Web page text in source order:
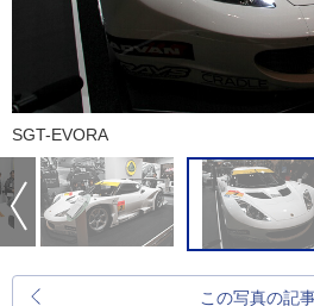
SGT-EVORA
この写真の記